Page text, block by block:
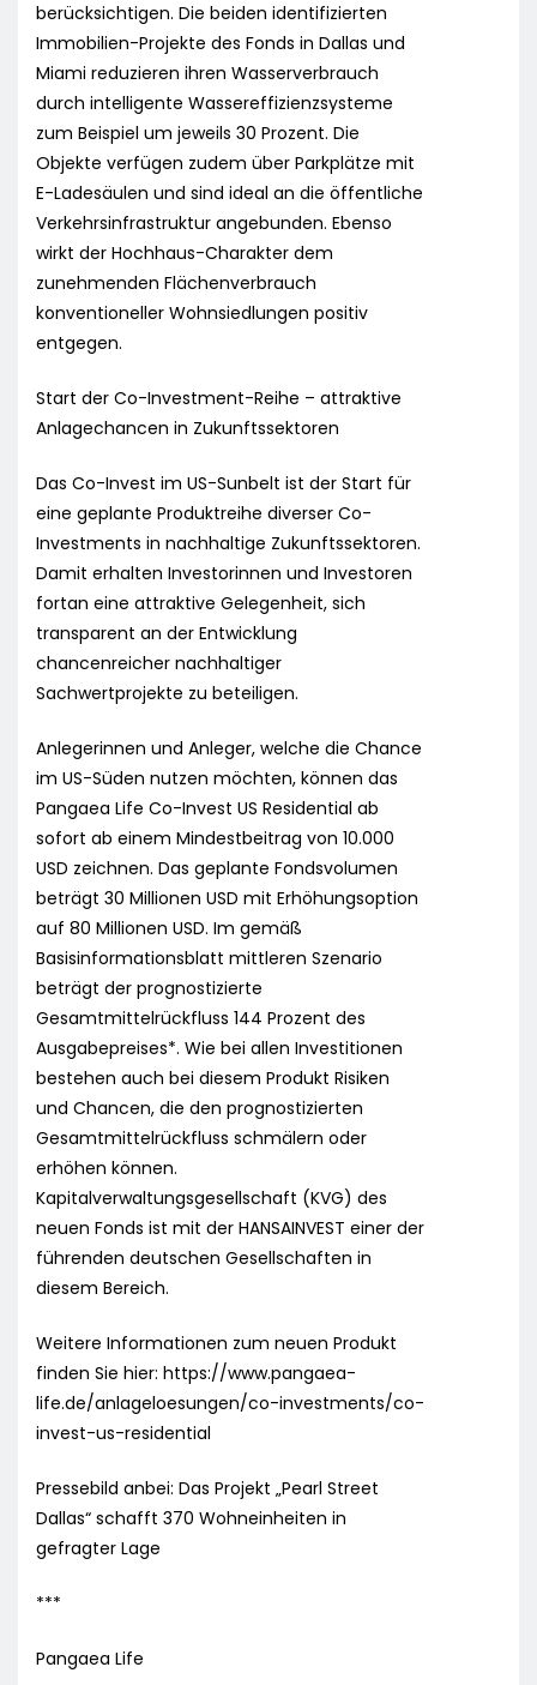
berücksichtigen. Die beiden identifizierten
Immobilien-Projekte des Fonds in Dallas und
Miami reduzieren ihren Wasserverbrauch
durch intelligente Wassereffizienzsysteme
zum Beispiel um jeweils 30 Prozent. Die
Objekte verfügen zudem über Parkplätze mit
E-Ladesäulen und sind ideal an die öffentliche
Verkehrsinfrastruktur angebunden. Ebenso
wirkt der Hochhaus-Charakter dem
zunehmenden Flächenverbrauch
konventioneller Wohnsiedlungen positiv
entgegen.
Start der Co-Investment-Reihe – attraktive
Anlagechancen in Zukunftssektoren
Das Co-Invest im US-Sunbelt ist der Start für
eine geplante Produktreihe diverser Co-
Investments in nachhaltige Zukunftssektoren.
Damit erhalten Investorinnen und Investoren
fortan eine attraktive Gelegenheit, sich
transparent an der Entwicklung
chancenreicher nachhaltiger
Sachwertprojekte zu beteiligen.
Anlegerinnen und Anleger, welche die Chance
im US-Süden nutzen möchten, können das
Pangaea Life Co-Invest US Residential ab
sofort ab einem Mindestbeitrag von 10.000
USD zeichnen. Das geplante Fondsvolumen
beträgt 30 Millionen USD mit Erhöhungsoption
auf 80 Millionen USD. Im gemäß
Basisinformationsblatt mittleren Szenario
beträgt der prognostizierte
Gesamtmittelrückfluss 144 Prozent des
Ausgabepreises*. Wie bei allen Investitionen
bestehen auch bei diesem Produkt Risiken
und Chancen, die den prognostizierten
Gesamtmittelrückfluss schmälern oder
erhöhen können.
Kapitalverwaltungsgesellschaft (KVG) des
neuen Fonds ist mit der HANSAINVEST einer der
führenden deutschen Gesellschaften in
diesem Bereich.
Weitere Informationen zum neuen Produkt
finden Sie hier: https://www.pangaea-
life.de/anlageloesungen/co-investments/co-
invest-us-residential
Pressebild anbei: Das Projekt „Pearl Street
Dallas“ schafft 370 Wohneinheiten in
gefragter Lage
***
Pangaea Life